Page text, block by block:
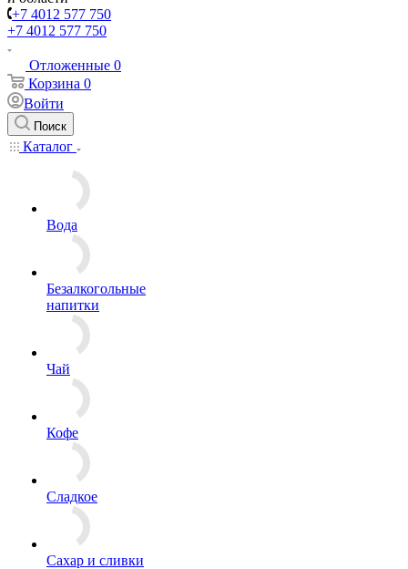
+7 4012 577 750
+7 4012 577 750
Отложенные 0
Корзина 0
Войти
Поиск
Каталог
Вода
Безалкогольные
напитки
Чай
Кофе
Сладкое
Сахар и сливки